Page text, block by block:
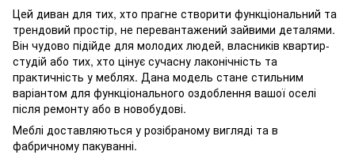
Цей диван для тих, хто прагне створити функціональний та
трендовий простір, не перевантажений зайвими деталями.
Він чудово підійде для молодих людей, власників квартир-
студій або тих, хто цінує сучасну лаконічність та
практичність у меблях. Дана модель стане стильним
варіантом для функціонального оздоблення вашої оселі
після ремонту або в новобудові.
Меблі доставляються у розібраному вигляді та в
фабричному пакуванні.